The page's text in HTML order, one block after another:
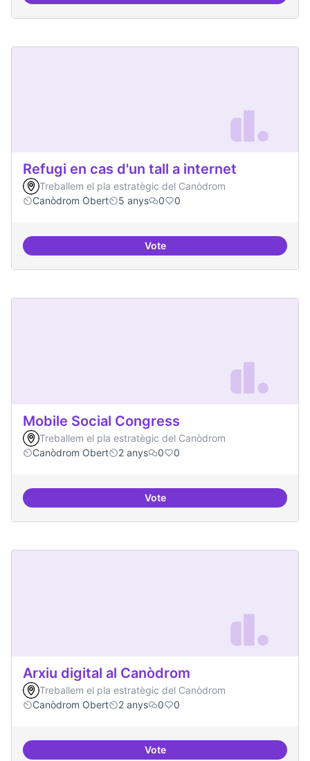
Refugi en cas d'un tall a internet
Treballem el pla estratègic del Canòdrom
Canòdrom Obert
5 anys 0 0
VoteRefugi en cas d'un tall a internet
Mobile Social Congress
Treballem el pla estratègic del Canòdrom
Canòdrom Obert
2 anys 0 0
VoteMobile Social Congress
Arxiu digital al Canòdrom
Treballem el pla estratègic del Canòdrom
Canòdrom Obert
2 anys 0 0
VoteArxiu digital al Canòdrom